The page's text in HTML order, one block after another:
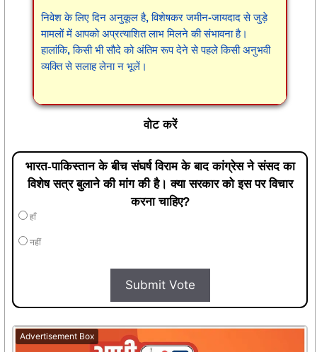
निवेश के लिए दिन अनुकूल है, विशेषकर जमीन-जायदाद से जुड़े
मामलों में आपको अप्रत्याशित लाभ मिलने की संभावना है।
हालांकि, किसी भी सौदे को अंतिम रूप देने से पहले किसी अनुभवी
व्यक्ति से सलाह लेना न भूलें।
वोट करें
भारत-पाकिस्तान के बीच संघर्ष विराम के बाद कांग्रेस ने संसद का
विशेष सत्र बुलाने की मांग की है। क्या सरकार को इस पर विचार
करना चाहिए?
हाँ
नहीं
Submit Vote
Advertisement Box